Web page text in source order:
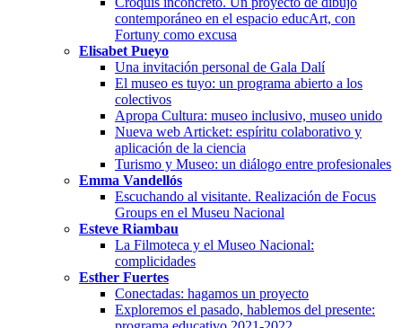
contemporáneo en el espacio educArt, con
Fortuny como excusa
Elisabet Pueyo
Una invitación personal de Gala Dalí
El museo es tuyo: un programa abierto a los
colectivos
Apropa Cultura: museo inclusivo, museo unido
Nueva web Articket: espíritu colaborativo y
aplicación de la ciencia
Turismo y Museo: un diálogo entre profesionales
Emma Vandellós
Escuchando al visitante. Realización de Focus
Groups en el Museu Nacional
Esteve Riambau
La Filmoteca y el Museo Nacional:
complicidades
Esther Fuertes
Conectadas: hagamos un proyecto
Exploremos el pasado, hablemos del presente: